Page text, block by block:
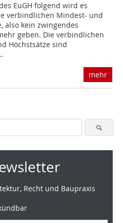
EuGH folgend wird es
verbindlichen Mindest- und
also kein zwingendes
geben. Die verbindlichen
Höchstsätze sind
mehr
Recht und Baupraxis